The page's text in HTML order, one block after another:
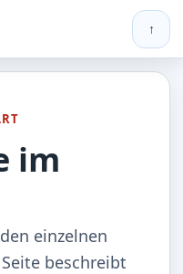
↑
im
einzelnen
beschreibt